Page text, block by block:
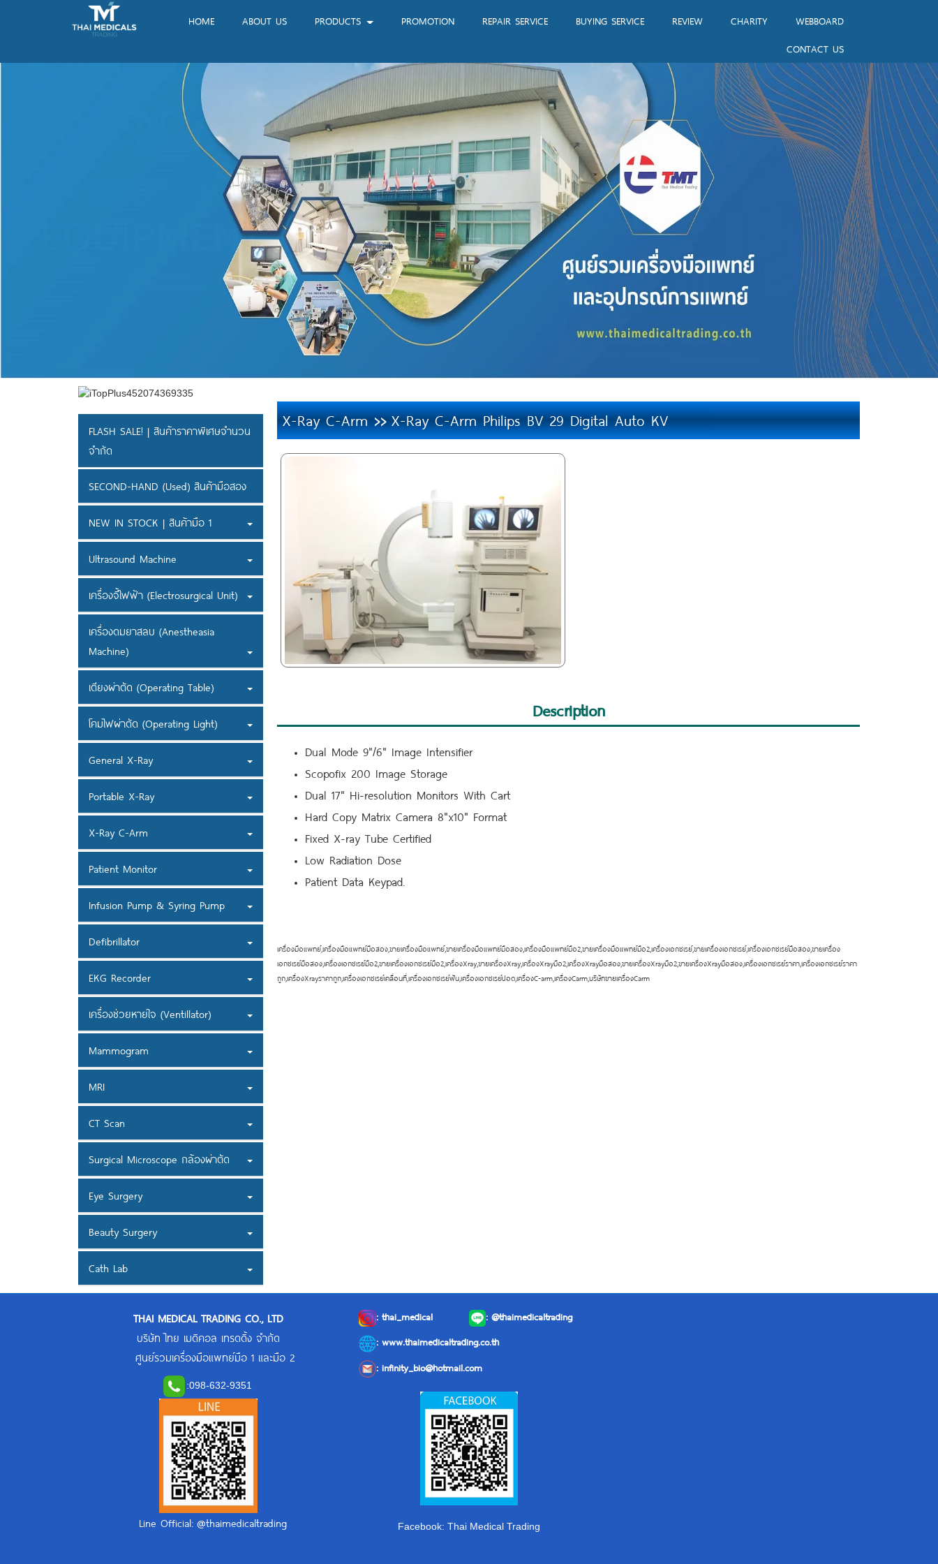
HOME ABOUT US PRODUCTS PROMOTION REPAIR SERVICE BUYING SERVICE REVIEW CHARITY
WEBBOARD
CONTACT US
FLASH SALE! | สินค้าราคาพิเศษจำนวน
จำกัด
SECOND-HAND (Used) สินค้ามือสอง
NEW IN STOCK | สินค้ามือ 1
Ultrasound Machine
เครื่องจี้ไฟฟ้า (Electrosurgical Unit)
เครื่องดมยาสลบ (Anestheasia
Machine)
เตียงผ่าตัด (Operating Table)
โคมไฟผ่าตัด (Operating Light)
General X-Ray
Portable X-Ray
X-Ray C-Arm
Patient Monitor
Infusion Pump & Syring Pump
Defibrillator
EKG Recorder
เครื่องช่วยหายใจ (Ventillator)
Mammogram
MRI
CT Scan
Surgical Microscope กล้องผ่าตัด
Eye Surgery
Beauty Surgery
Cath Lab
X-Ray C-Arm>>X-Ray C-Arm Philips BV 29 Digital Auto KV
Description
Dual Mode 9"/6" Image Intensifier
Scopofix 200 Image Storage
Dual 17" Hi-resolution Monitors With Cart
Hard Copy Matrix Camera 8"x10" Format
Fixed X-ray Tube Certified
Low Radiation Dose
Patient Data Keypad.
เครื่องมือแพทย์,เครื่องมือแพทย์มือสอง,ขายเครื่องมือแพทย์,ขายเครื่องมือแพทย์มือสอง,เครื่องมือแพทย์มือ2,ขายเครื่องมือแพทย์มือ2,เครื่องเอกซเรย์,ขายเครื่องเอกซเรย์,เครื่องเอกซเรย์มือสอง,ขายเครื่อง
เอกซเรย์มือสอง,เครื่องเอกซเรย์มือ2,ขายเครื่องเอกซเรย์มือ2,เครื่องXray,ขายเครื่องXray,เครื่องXrayมือ2,เครื่องXrayมือสอง,ขายเครื่องXrayมือ2,ขายเครื่องXrayมือสอง,เครื่องเอกซเรย์ราคา,เครื่องเอกซเรย์ราคา
ถูก,เครื่องXrayราคาถูก,เครื่องเอกซเรย์เคลื่อนที่,เครื่องเอกซเรย์ฟัน,เครื่องเอกซเรย์ปอด,เครื่องC-arm,เครื่องCarm,บริษัทขายเครื่องCarm
THAI MEDICAL TRADING CO., LTD
บริษัท ไทย เมดิคอล เทรดดิ้ง จำกัด
ศูนย์รวมเครื่องมือแพทย์มือ 1 และมือ 2
:098-632-9351
Line Official: @thaimedicaltrading
: thai_medical :@thaimedicaltrading
: www.thaimedicaltrading.co.th
: infinity_bio@hotmail.com
Facebook: Thai Medical Trading